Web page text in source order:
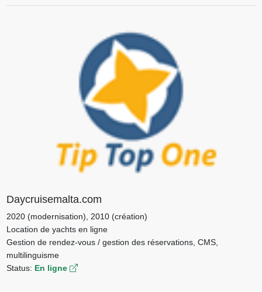
Daycruisemalta.com
2020 (modernisation), 2010 (création)
Location de yachts en ligne
Gestion de rendez-vous / gestion des réservations, CMS,
multilinguisme
Status: En ligne